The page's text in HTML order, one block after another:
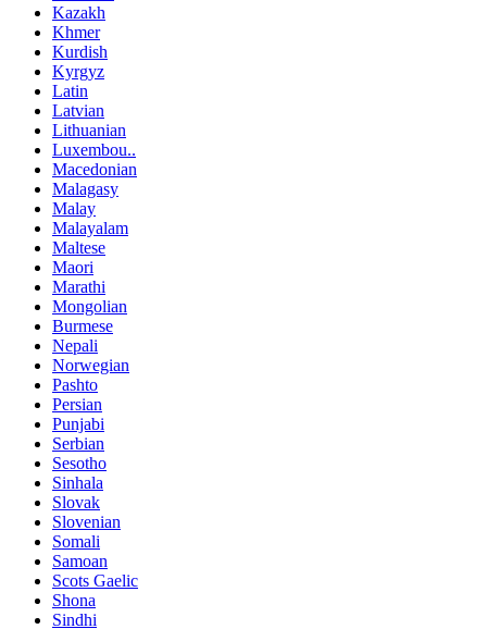
Kazakh
Khmer
Kurdish
Kyrgyz
Latin
Latvian
Lithuanian
Luxembou..
Macedonian
Malagasy
Malay
Malayalam
Maltese
Maori
Marathi
Mongolian
Burmese
Nepali
Norwegian
Pashto
Persian
Punjabi
Serbian
Sesotho
Sinhala
Slovak
Slovenian
Somali
Samoan
Scots Gaelic
Shona
Sindhi